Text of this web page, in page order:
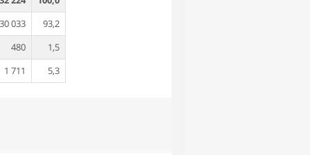
30 033
93,2
480
1,5
1 711
5,3